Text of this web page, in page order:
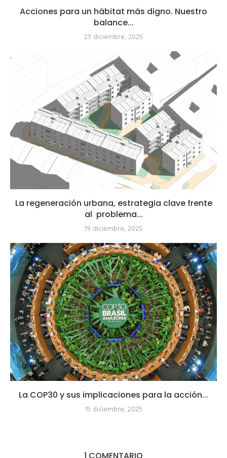
Acciones para un hábitat más digno. Nuestro
balance...
23 diciembre, 2025
La regeneración urbana, estrategia clave frente
al problema...
19 diciembre, 2025
La COP30 y sus implicaciones para la acción...
15 diciembre, 2025
1 COMENTARIO